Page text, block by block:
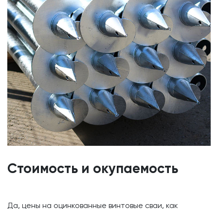
Стоимость и окупаемость
Да, цены на оцинкованные винтовые сваи, как